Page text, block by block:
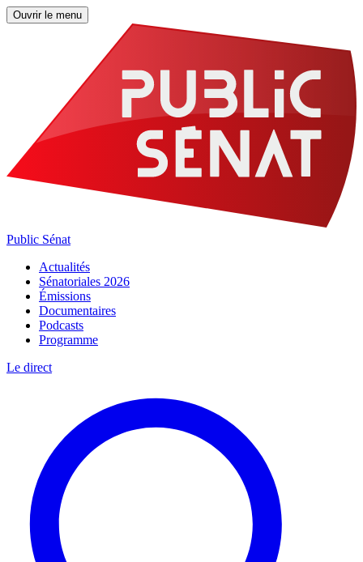
Ouvrir le menu
Public Sénat
Actualités
Sénatoriales 2026
Émissions
Documentaires
Podcasts
Programme
Le direct